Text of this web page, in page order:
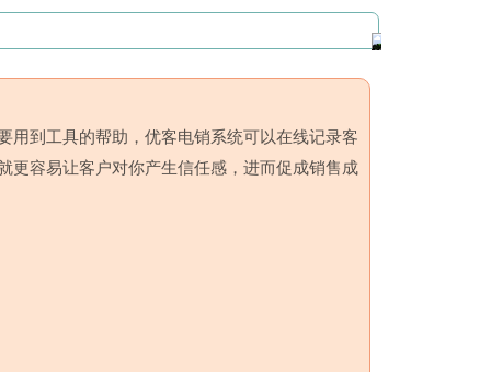
用到工具的帮助，优客电销系统可以在线记录客
更容易让客户对你产生信任感，进而促成销售成